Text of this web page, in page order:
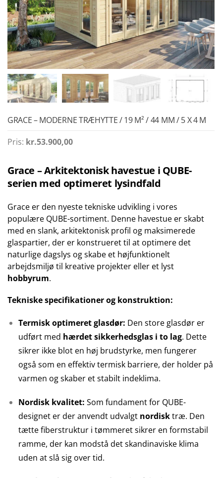
GRACE – MODERNE TRÆHYTTE / 19 M² / 44 MM / 5 X 4 M
Pris: kr.53.900,00
Grace – Arkitektonisk havestue i QUBE-
serien med optimeret lysindfald
Grace er den nyeste tekniske udvikling i vores
populære QUBE-sortiment. Denne havestue er skabt
med en slank, arkitektonisk profil og maksimerede
glaspartier, der er konstrueret til at optimere det
naturlige dagslys og skabe et højfunktionelt
arbejdsmiljø til kreative projekter eller et lyst
hobbyrum.
Tekniske specifikationer og konstruktion:
Termisk optimeret glasdør: Den store glasdør er
udført med hærdet sikkerhedsglas i to lag. Dette
sikrer ikke blot en høj brudstyrke, men fungerer
også som en effektiv termisk barriere, der holder på
varmen og skaber et stabilt indeklima.
Nordisk kvalitet: Som fundament for QUBE-
designet er der anvendt udvalgt nordisktræ. Den
tætte fiberstruktur i tømmeret sikrer en formstabil
ramme, der kan modstå det skandinaviske klima
uden at slå sig over tid.